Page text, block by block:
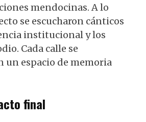
mendocinas. A lo
se escucharon cánticos
institucional y los
Cada calle se
un espacio de memoria
final